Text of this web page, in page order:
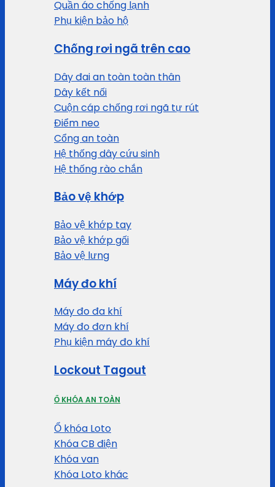
Quần áo chống lạnh
Phụ kiện bảo hộ
Chống rơi ngã trên cao
Dây đai an toàn toàn thân
Dây kết nối
Cuộn cáp chống rơi ngã tự rút
Điểm neo
Cổng an toàn
Hệ thống dây cứu sinh
Hệ thống rào chắn
Bảo vệ khớp
Bảo vệ khớp tay
Bảo vệ khớp gối
Bảo vệ lưng
Máy đo khí
Máy đo đa khí
Máy đo đơn khí
Phụ kiện máy đo khí
Lockout Tagout
Ổ KHÓA AN TOÀN
Ổ khóa Loto
Khóa CB điện
Khóa van
Khóa Loto khác